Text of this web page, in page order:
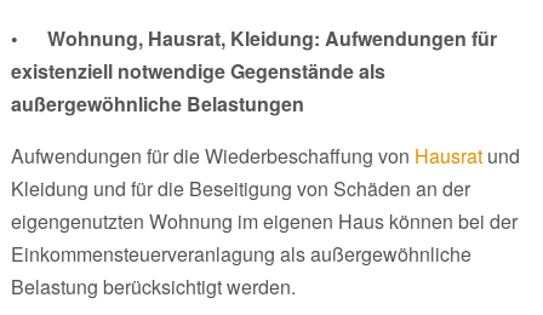
• Wohnung, Hausrat, Kleidung: Aufwendungen für
existenziell notwendige Gegenstände als
außergewöhnliche Belastungen
Aufwendungen für die Wiederbeschaffung von Hausratund
Kleidung und für die Beseitigung von Schäden an der
eigengenutzten Wohnung im eigenen Haus können bei der
Einkommensteuerveranlagung als außergewöhnliche
Belastung berücksichtigt werden.